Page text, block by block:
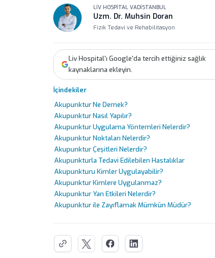
LIV HOSPITAL VADISTANBUL
Uzm. Dr. Muhsin Doran
Fizik Tedavi ve Rehabilitasyon
Liv Hospital'ı Google'da tercih ettiğiniz sağlık
kaynaklarına ekleyin.
İçindekiler
Akupunktur Ne Demek?
Akupunktur Nasıl Yapılır?
Akupunktur Uygulama Yöntemleri Nelerdir?
Akupunktur Noktaları Nelerdir?
Akupunktur Çeşitleri Nelerdir?
Akupunkturla Tedavi Edilebilen Hastalıklar
Akupunkturu Kimler Uygulayabilir?
Akupunktur Kimlere Uygulanmaz?
Akupunktur Yan Etkileri Nelerdir?
Akupunktur ile Zayıflamak Mümkün Müdür?